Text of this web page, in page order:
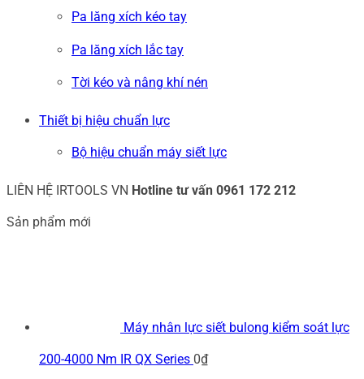
Pa lăng xích kéo tay
Pa lăng xích lắc tay
Tời kéo và nâng khí nén
Thiết bị hiệu chuẩn lực
Bộ hiệu chuẩn máy siết lực
LIÊN HỆ IRTOOLS VN Hotline tư vấn 0961 172 212
Sản phẩm mới
Máy nhân lực siết bulong kiểm soát lực
200-4000 Nm IR QX Series 0₫